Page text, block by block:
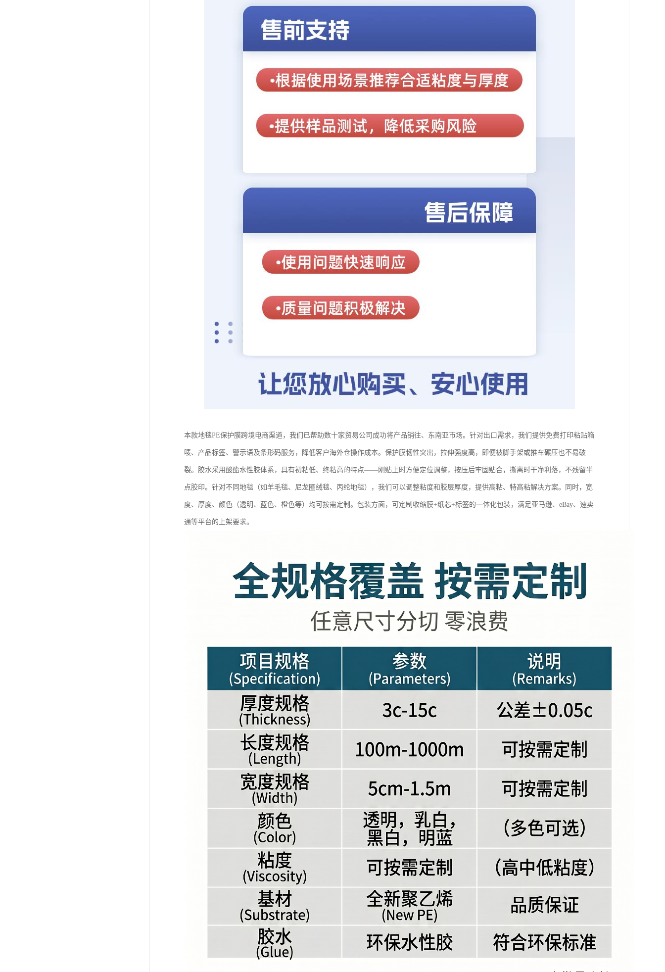
本款地毯PE保护膜跨境电商渠道，我们已帮助数十家贸易公司成功将产品销往、东南亚市场。针对出口需求，我们提供免费打印粘贴箱
唛、产品标签、警示语及条形码服务，降低客户海外仓操作成本。保护膜韧性突出，拉伸强度高，即便被脚手架或推车碾压也不易破
裂。胶水采用酸酯水性胶体系，具有初粘低、终粘高的特点——刚贴上时方便定位调整，按压后牢固贴合，撕离时干净利落，不残留半
点胶印。针对不同地毯（如羊毛毯、尼龙圈绒毯、丙纶地毯），我们可以调整粘度和胶层厚度，提供高粘、特高粘解决方案。同时，宽
度、厚度、颜色（透明、蓝色、橙色等）均可按需定制。包装方面，可定制收缩膜+纸芯+标签的一体化包装，满足亚马逊、eBay、速卖
通等平台的上架要求。